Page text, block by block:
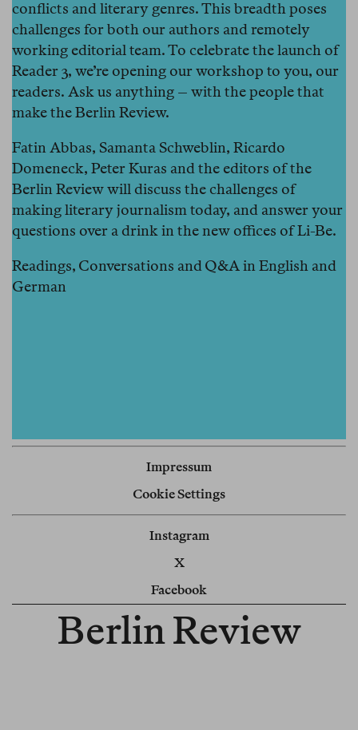
conflicts and literary genres. This breadth poses
challenges for both our authors and remotely
working editorial team. To celebrate the launch of
Reader 3, we’re opening our workshop to you, our
readers. Ask us anything – with the people that
make the Berlin Review.
Fatin Abbas, Samanta Schweblin, Ricardo
Domeneck, Peter Kuras and the editors of the
Berlin Review will discuss the challenges of
making literary journalism today, and answer your
questions over a drink in the new offices of Li-Be.
Readings, Conversations and Q&A in English and
German
Impressum
Cookie Settings
Instagram
X
Facebook
Berlin Review